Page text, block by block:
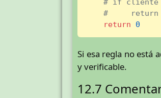
#     return
return
0
Si esa regla no está
y verificable.
12.7